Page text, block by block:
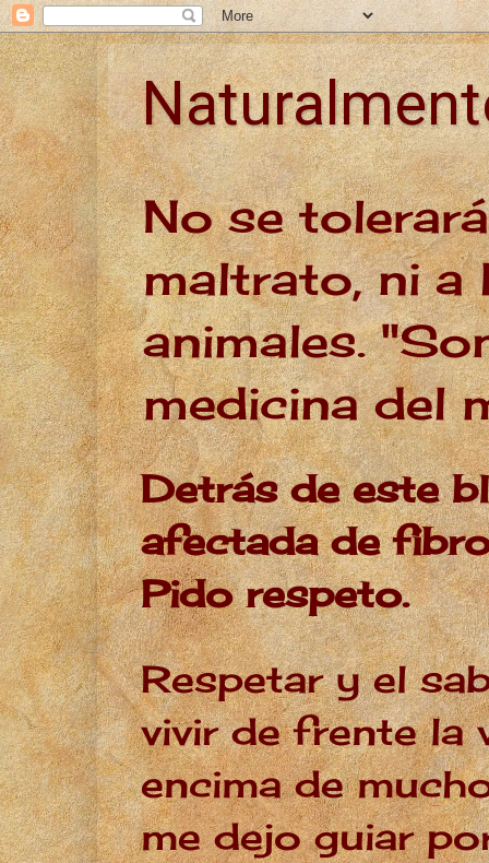
No se
maltrato, ni a
animales.
medicina del
Detrás de este
afectada de
Pido respeto.
Respetar y el
vivir de frente la
encima de
me dejo guiar